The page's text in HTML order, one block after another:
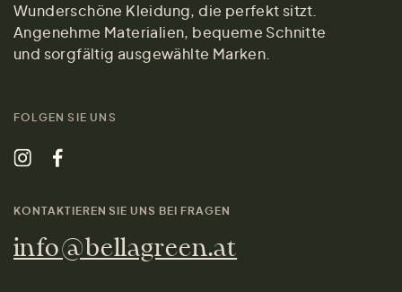
Wunderschöne Kleidung, die perfekt sitzt.
Angenehme Materialien, bequeme Schnitte
und sorgfältig ausgewählte Marken.
FOLGEN SIE UNS
KONTAKTIEREN SIE UNS BEI FRAGEN
info@bellagreen.at